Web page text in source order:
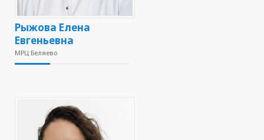
Рыжова Елена
Евгеньевна
МРЦ Беляево